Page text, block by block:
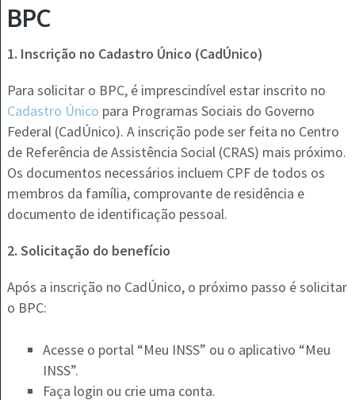
BPC
1. Inscrição no Cadastro Único (CadÚnico)
Para solicitar o BPC, é imprescindível estar inscrito no
Cadastro Único para Programas Sociais do Governo
Federal (CadÚnico). A inscrição pode ser feita no Centro
de Referência de Assistência Social (CRAS) mais próximo.
Os documentos necessários incluem CPF de todos os
membros da família, comprovante de residência e
documento de identificação pessoal​.
2. Solicitação do benefício
Após a inscrição no CadÚnico, o próximo passo é solicitar
o BPC:
Acesse o portal “Meu INSS” ou o aplicativo “Meu
INSS”.
Faça login ou crie uma conta.